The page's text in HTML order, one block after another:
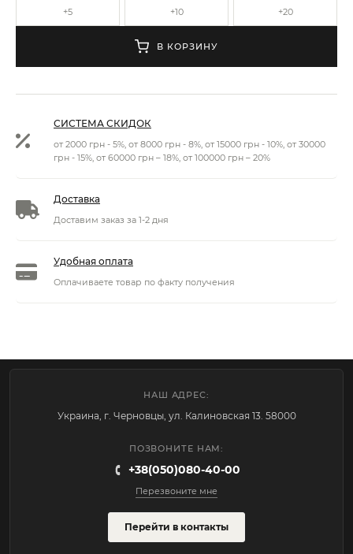
+5 +10 +20
В КОРЗИНУ
СИСТЕМА СКИДОК
от 2000 грн - 5%, от 8000 грн - 8%, от 15000 грн - 10%, от 30000
грн - 15%, от 60000 грн – 18%, от 100000 грн – 20%
Доставка
Доставим заказ за 1-2 дня
Удобная оплата
Оплачиваете товар по факту получения
НАШ АДРЕС:
Украина, г. Черновцы, ул. Калиновская 13. 58000
ПОЗВОНИТЕ НАМ:
+38(050)080-40-00
Перезвоните мне
Перейти в контакты